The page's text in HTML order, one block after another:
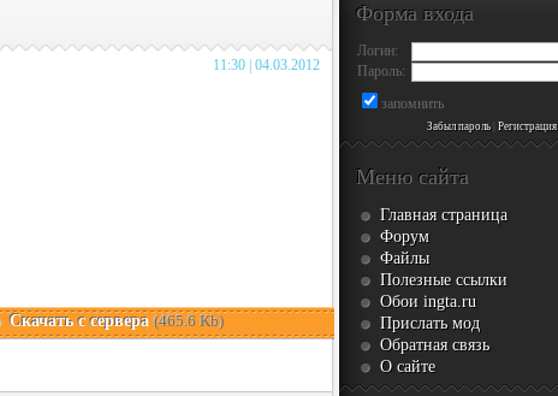
11:30 | 04.03.2012
Скачать с сервера(465.6 Kb)
Форма входа
Логин:
Пароль:
запомнить
Забыл пароль| Регистрация
Меню сайта
Главная страница
Форум
Файлы
Полезные ссылки
Обои ingta.ru
Прислать мод
Обратная связь
О сайте